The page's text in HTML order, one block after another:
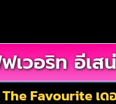
เวอริท อีเส
Favourite เด